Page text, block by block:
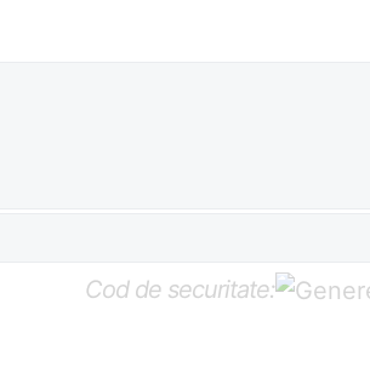
Cod de securitate: